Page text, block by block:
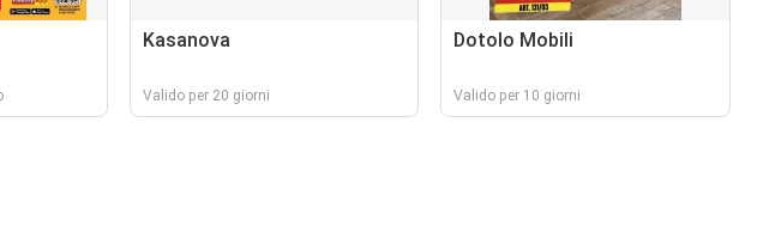
Kasanova
Valido per 20 giorni
Dotolo Mobili
Valido per 10 giorni